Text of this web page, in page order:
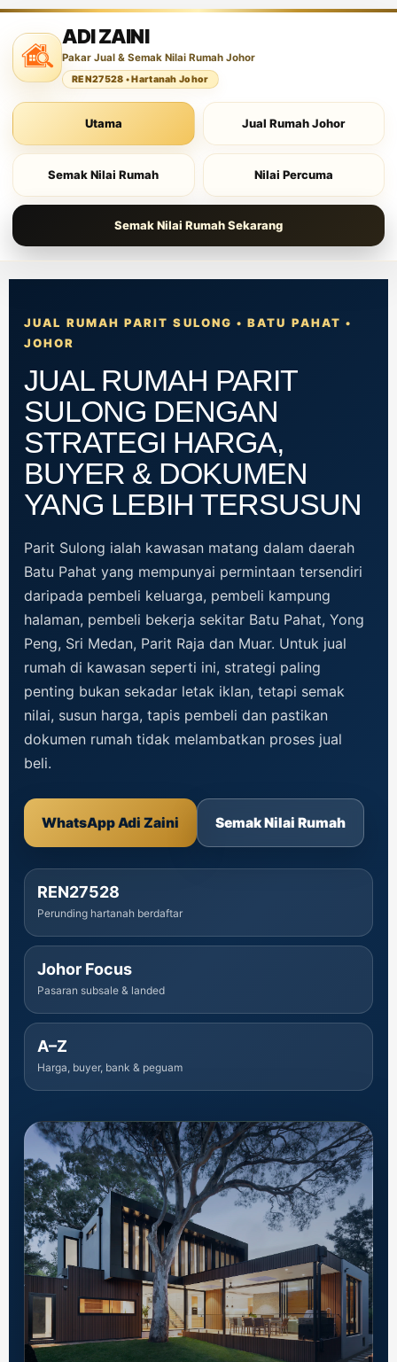
ADI ZAINI
Pakar Jual & Semak Nilai Rumah Johor
REN27528 • Hartanah Johor
Utama Jual Rumah Johor
Semak Nilai Rumah Nilai Percuma
Semak Nilai Rumah Sekarang
JUAL RUMAH PARIT SULONG • BATU PAHAT •
JOHOR
JUAL RUMAH PARIT
SULONG DENGAN
STRATEGI HARGA,
BUYER & DOKUMEN
YANG LEBIH TERSUSUN
Parit Sulong ialah kawasan matang dalam daerah
Batu Pahat yang mempunyai permintaan tersendiri
daripada pembeli keluarga, pembeli kampung
halaman, pembeli bekerja sekitar Batu Pahat, Yong
Peng, Sri Medan, Parit Raja dan Muar. Untuk jual
rumah di kawasan seperti ini, strategi paling
penting bukan sekadar letak iklan, tetapi semak
nilai, susun harga, tapis pembeli dan pastikan
dokumen rumah tidak melambatkan proses jual
beli.
WhatsApp Adi Zaini Semak Nilai Rumah
REN27528
Perunding hartanah berdaftar
Johor Focus
Pasaran subsale & landed
A–Z
Harga, buyer, bank & peguam